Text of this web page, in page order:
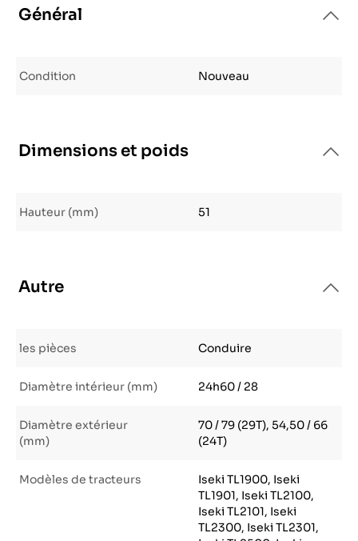
Général
Condition Nouveau
Dimensions et poids
Hauteur (mm) 51
Autre
les pièces Conduire
Diamètre intérieur (mm) 24h60 / 28
Diamètre extérieur
(mm)
70 / 79 (29T), 54,50 / 66
(24T)
Modèles de tracteurs
Iseki TL1900, Iseki
TL1901, Iseki TL2100,
Iseki TL2101, Iseki
TL2300, Iseki TL2301,